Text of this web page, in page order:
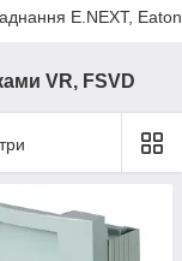
E.NEXT, Eaton
VR, FSVD